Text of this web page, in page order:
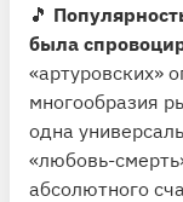
🎵
была
«артуровских»
многообразия
одна
«любовь-
абсолютного